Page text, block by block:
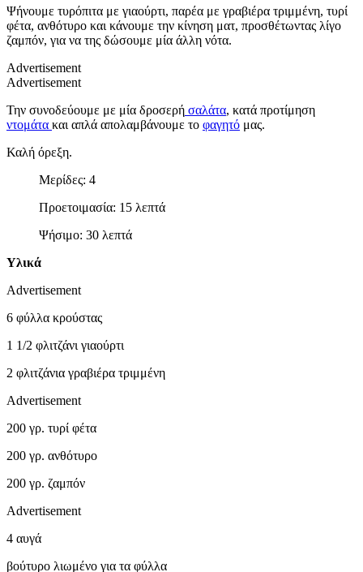
Ψήνουμε τυρόπιτα με γιαούρτι, παρέα με γραβιέρα τριμμένη, τυρί
φέτα, ανθότυρο και κάνουμε την κίνηση ματ, προσθέτωντας λίγο
ζαμπόν, για να της δώσουμε μία άλλη νότα.
Advertisement
Advertisement
Την συνοδεύουμε με μία δροσερή σαλάτα, κατά προτίμηση
ντομάτα και απλά απολαμβάνουμε το φαγητό μας.
Καλή όρεξη.
Μερίδες: 4
Προετοιμασία: 15 λεπτά
Ψήσιμο: 30 λεπτά
Υλικά
Advertisement
6 φύλλα κρούστας
1 1/2 φλιτζάνι γιαούρτι
2 φλιτζάνια γραβιέρα τριμμένη
Advertisement
200 γρ. τυρί φέτα
200 γρ. ανθότυρο
200 γρ. ζαμπόν
Advertisement
4 αυγά
βούτυρο λιωμένο για τα φύλλα